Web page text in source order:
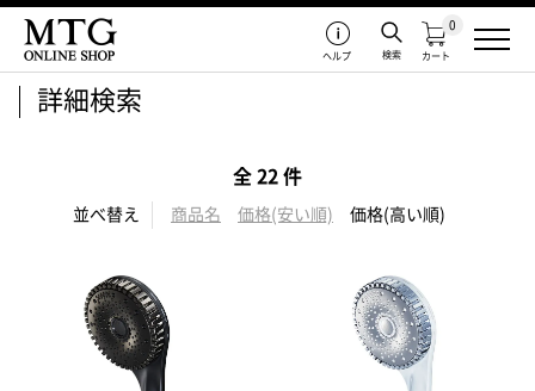
カート
0
検索
ヘルプ
詳細検索
全 22 件
並べ替え 商品名 価格(安い順) 価格(高い順)